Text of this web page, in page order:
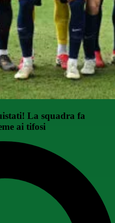
La squadra fa
ai tifosi